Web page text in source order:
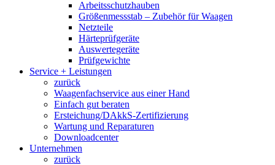
Arbeitsschutzhauben
Größenmessstab – Zubehör für Waagen
Netzteile
Härteprüfgeräte
Auswertegeräte
Prüfgewichte
Service + Leistungen
zurück
Waagenfachservice aus einer Hand
Einfach gut beraten
Ersteichung/DAkkS-Zertifizierung
Wartung und Reparaturen
Downloadcenter
Unternehmen
zurück